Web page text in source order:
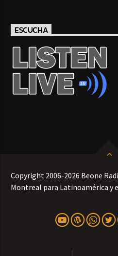
ESCUCHA
Copyright 2006-2026 Beone
Montreal para Latinoamérica y